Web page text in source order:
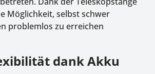
Möglichkeit, selbst schwer
problemlos zu erreichen
dank Akku